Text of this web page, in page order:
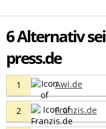
6 Alternativ
press.de
1 Awi.de
2 Franzis.de